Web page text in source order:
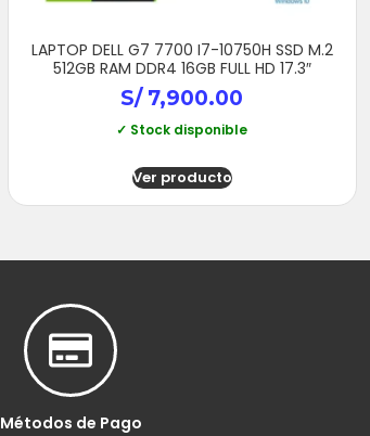
LAPTOP DELL G7 7700 I7-10750H SSD M.2
512GB RAM DDR4 16GB FULL HD 17.3″
S/7,900.00
✓ Stock disponible
Ver producto
Métodos de Pago